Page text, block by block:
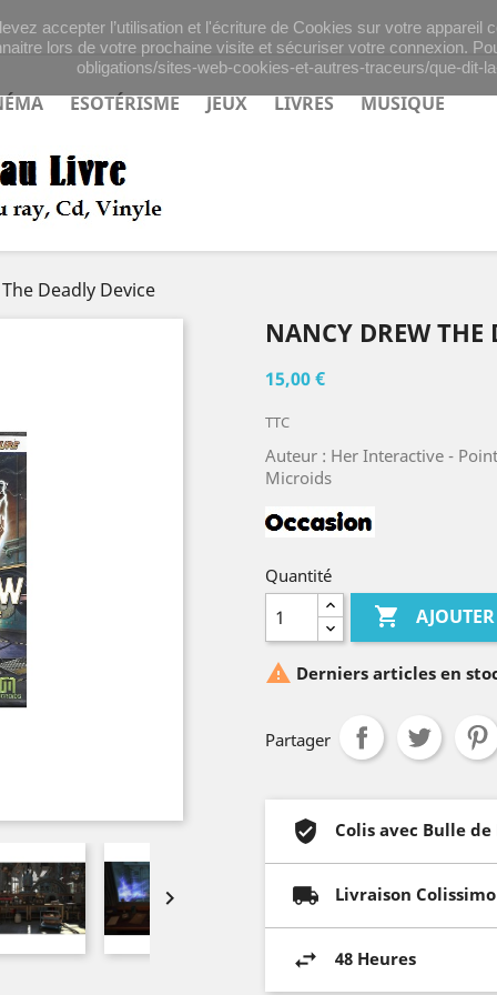
accepter l’utilisation et l'écriture de Cookies sur votre
lors de votre prochaine visite et sécuriser votre connexion.
obligations/sites-web-cookies-et-autres-traceurs/que-dit-
ESOTÉRISME JEUX LIVRES MUSIQUE
Deadly Device

NANCY DREW THE
15,00 €
TTC
Auteur : Her Interactive -
Microids
Quantité

 Derniers articles en
Partager
Colis avec Bulle
Livraison Colissimo
48 Heures